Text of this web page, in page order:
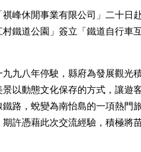
峰休閒事業有限公司」二十
鐵道公園」簽立「鐵道自行車
九八年停駛，縣府為發展觀
以動態文化保存的方式，讓
路，蛻變為南怡島的一項熱
許憑藉此次交流經驗，積極